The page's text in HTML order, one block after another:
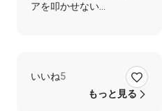
アを叩かせない
あゝ でも二度とこの部屋
には帰れない
いいね5
もっと見る